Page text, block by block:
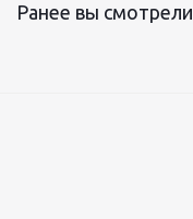
Ранее вы смотрели